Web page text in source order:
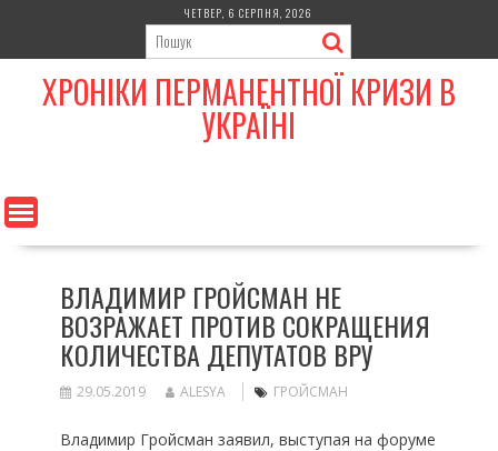
content
ЧЕТВЕР, 6 СЕРПНЯ, 2026
ХРОНІКИ ПЕРМАНЕНТНОЇ КРИЗИ В
УКРАЇНІ
ВЛАДИМИР ГРОЙСМАН НЕ
ВОЗРАЖАЕТ ПРОТИВ СОКРАЩЕНИЯ
КОЛИЧЕСТВА ДЕПУТАТОВ ВРУ
29.05.2019 ALESYA ГРОЙСМАН
Владимир Гройсман заявил, выступая на форуме